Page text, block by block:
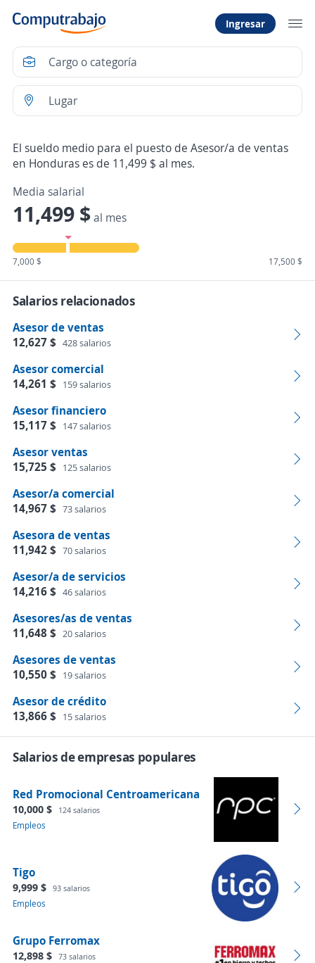
Ingresar
El sueldo medio para el puesto de Asesor/a de ventas
en Honduras es de 11,499 $ al mes.
Media salarial
11,499 $al mes
7,000 $ 17,500 $
Salarios relacionados
Asesor de ventas
12,627 $ 428 salarios
Asesor comercial
14,261 $
159 salarios
Asesor financiero
15,117 $
147 salarios
Asesor ventas
15,725 $
125 salarios
Asesor/a comercial
14,967 $ 73 salarios
Asesora de ventas
11,942 $ 70 salarios
Asesor/a de servicios
14,216 $ 46 salarios
Asesores/as de ventas
11,648 $ 20 salarios
Asesores de ventas
10,550 $
19 salarios
Asesor de crédito
13,866 $
15 salarios
Salarios de empresas populares
Red Promocional Centroamericana
10,000 $ 124 salarios
Empleos
Tigo
9,999 $ 93 salarios
Empleos
Grupo Ferromax
12,898 $ 73 salarios